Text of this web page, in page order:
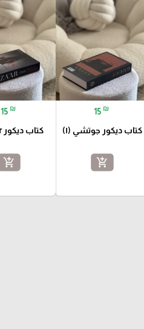
15 ₪
كتاب ديكور جوتشي (١)
add_shopping_cart
15 ₪
كتاب ديكور bazaar
add_shopping_cart